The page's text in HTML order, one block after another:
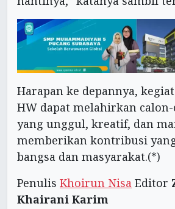
Harapan ke depannya,
HW dapat melahirkan
yang unggul, kreatif, dan
memberikan kontribusi
bangsa dan masyarakat.(*)
Penulis Khoirun Nisa Editor
Khairani Karim